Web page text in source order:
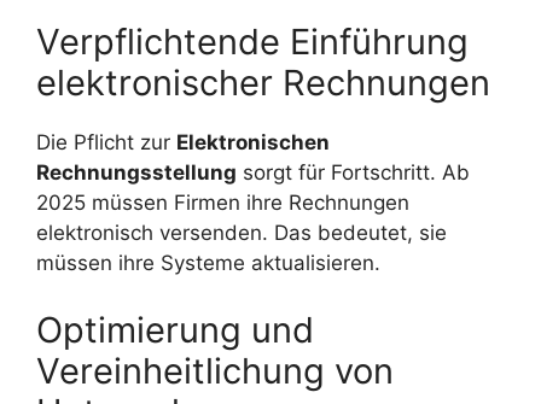
Verpflichtende Einführung
elektronischer Rechnungen
Die Pflicht zur Elektronischen
Rechnungsstellung sorgt für Fortschritt. Ab
2025 müssen Firmen ihre Rechnungen
elektronisch versenden. Das bedeutet, sie
müssen ihre Systeme aktualisieren.
Optimierung und
Vereinheitlichung von